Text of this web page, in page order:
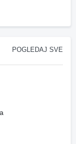
POGLEDAJ SVE